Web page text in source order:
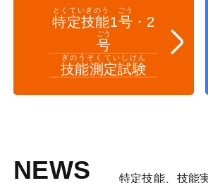
特定技能
とくていぎのう
1号
ごう
・ 2
号
ごう
技能測定試験
ぎのうそくていしけん
NEWS 特定技能、技能